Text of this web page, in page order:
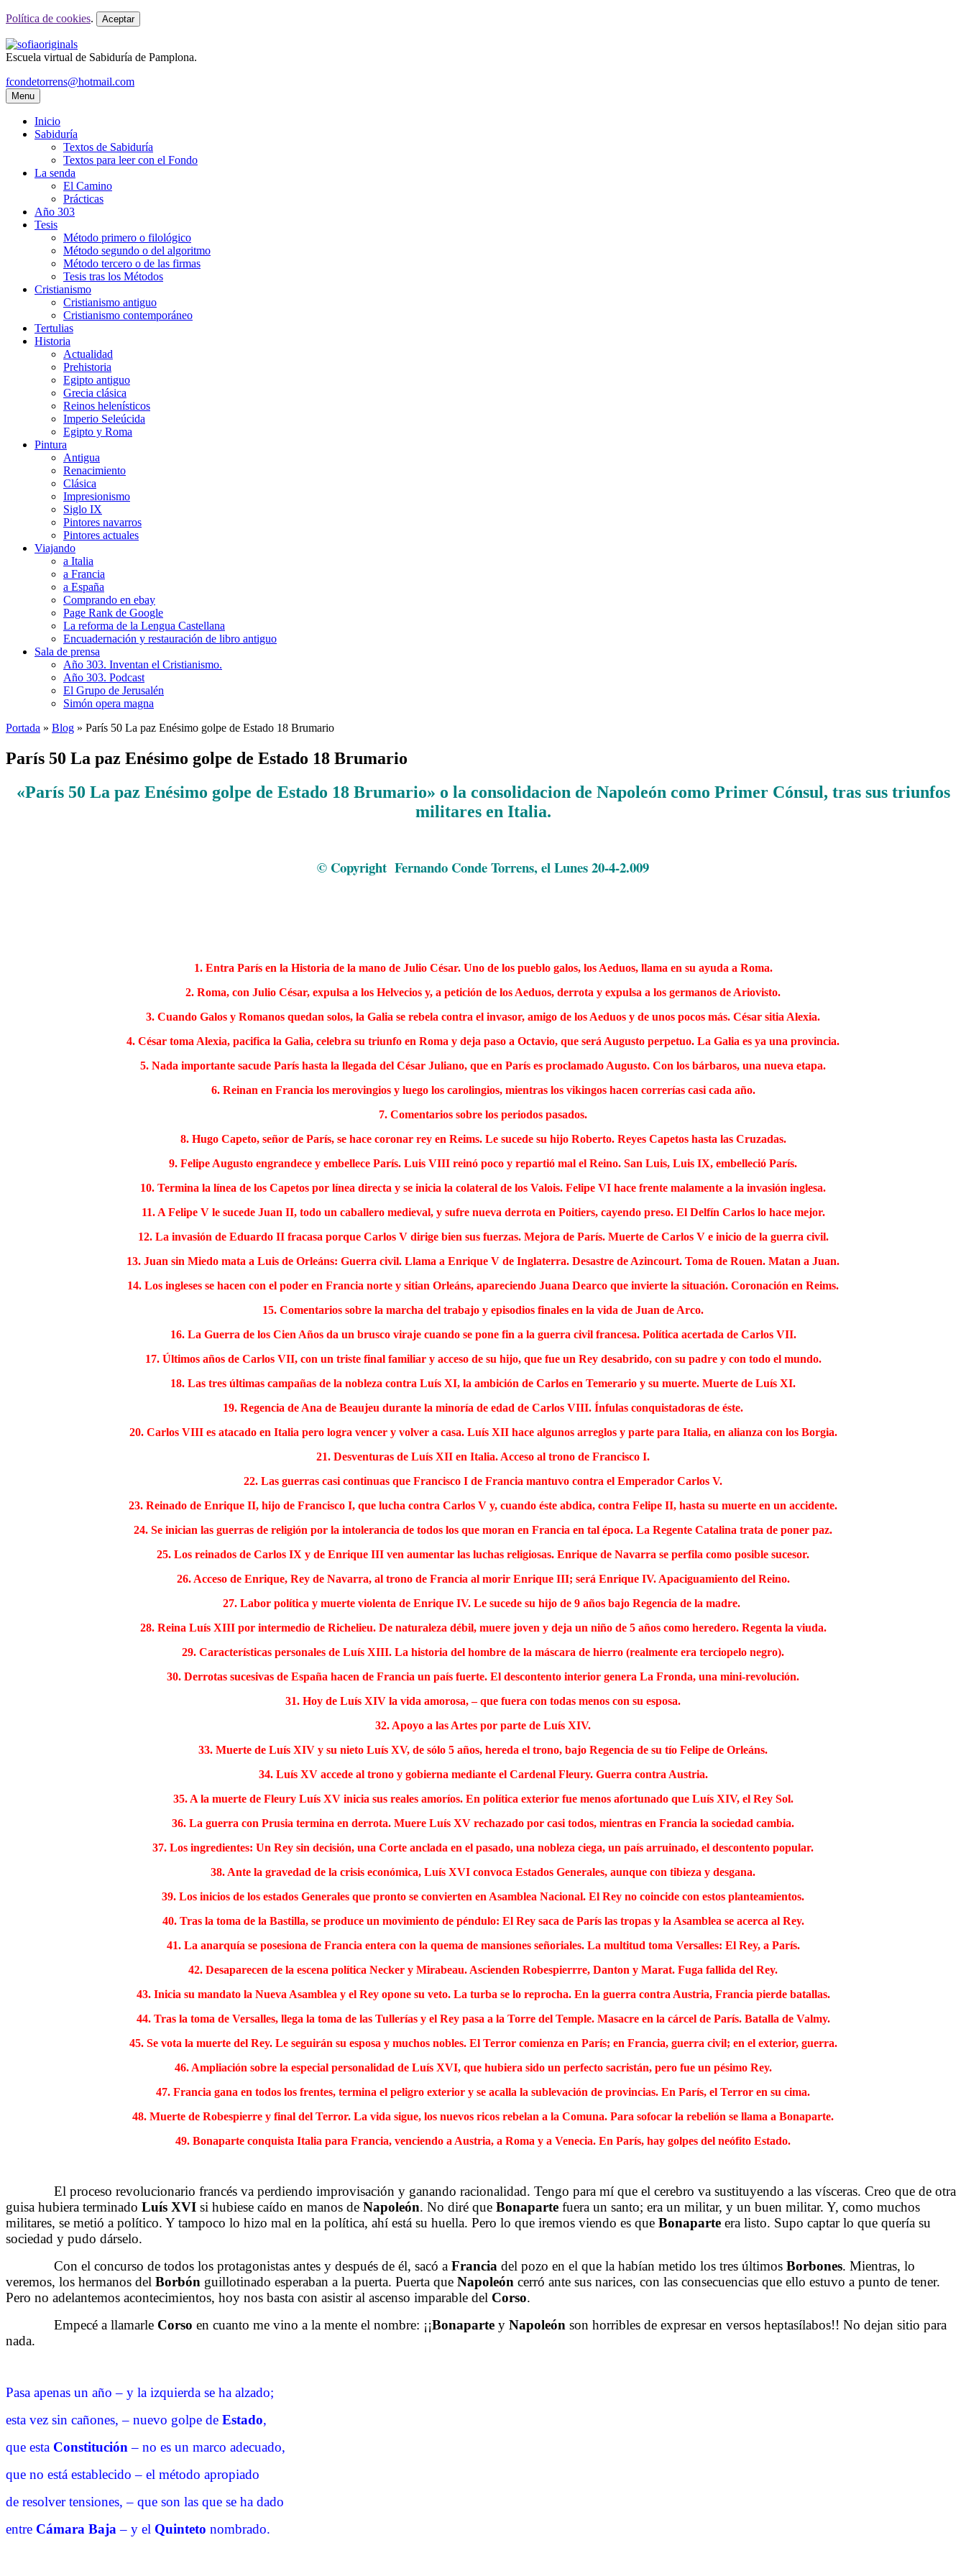
Política de cookies. Aceptar
Escuela virtual de Sabiduría de Pamplona.
fcondetorrens@hotmail.com
Menu
Inicio
Sabiduría
Textos de Sabiduría
Textos para leer con el Fondo
La senda
El Camino
Prácticas
Año 303
Tesis
Método primero o filológico
Método segundo o del algoritmo
Método tercero o de las firmas
Tesis tras los Métodos
Cristianismo
Cristianismo antiguo
Cristianismo contemporáneo
Tertulias
Historia
Actualidad
Prehistoria
Egipto antiguo
Grecia clásica
Reinos helenísticos
Imperio Seleúcida
Egipto y Roma
Pintura
Antigua
Renacimiento
Clásica
Impresionismo
Siglo IX
Pintores navarros
Pintores actuales
Viajando
a Italia
a Francia
a España
Comprando en ebay
Page Rank de Google
La reforma de la Lengua Castellana
Encuadernación y restauración de libro antiguo
Sala de prensa
Año 303. Inventan el Cristianismo.
Año 303. Podcast
El Grupo de Jerusalén
Simón opera magna
Portada » Blog » París 50 La paz Enésimo golpe de Estado 18 Brumario
París 50 La paz Enésimo golpe de Estado 18 Brumario
«París 50 La paz Enésimo golpe de Estado 18 Brumario» o la consolidacion de Napoleón como Primer Cónsul, tras sus triunfos
militares en Italia.
© Copyright Fernando Conde Torrens, el Lunes 20-4-2.009
1. Entra París en la Historia de la mano de Julio César. Uno de los pueblo galos, los Aeduos, llama en su ayuda a Roma.
2. Roma, con Julio César, expulsa a los Helvecios y, a petición de los Aeduos, derrota y expulsa a los germanos de Ariovisto.
3. Cuando Galos y Romanos quedan solos, la Galia se rebela contra el invasor, amigo de los Aeduos y de unos pocos más. César sitia Alexia.
4. César toma Alexia, pacifica la Galia, celebra su triunfo en Roma y deja paso a Octavio, que será Augusto perpetuo. La Galia es ya una provincia.
5. Nada importante sacude París hasta la llegada del César Juliano, que en París es proclamado Augusto. Con los bárbaros, una nueva etapa.
6. Reinan en Francia los merovingios y luego los carolingios, mientras los vikingos hacen correrías casi cada año.
7. Comentarios sobre los periodos pasados.
8. Hugo Capeto, señor de París, se hace coronar rey en Reims. Le sucede su hijo Roberto. Reyes Capetos hasta las Cruzadas.
9. Felipe Augusto engrandece y embellece París. Luis VIII reinó poco y repartió mal el Reino. San Luis, Luis IX, embelleció París.
10. Termina la línea de los Capetos por línea directa y se inicia la colateral de los Valois. Felipe VI hace frente malamente a la invasión inglesa.
11. A Felipe V le sucede Juan II, todo un caballero medieval, y sufre nueva derrota en Poitiers, cayendo preso. El Delfín Carlos lo hace mejor.
12. La invasión de Eduardo II fracasa porque Carlos V dirige bien sus fuerzas. Mejora de París. Muerte de Carlos V e inicio de la guerra civil.
13. Juan sin Miedo mata a Luis de Orleáns: Guerra civil. Llama a Enrique V de Inglaterra. Desastre de Azincourt. Toma de Rouen. Matan a Juan.
14. Los ingleses se hacen con el poder en Francia norte y sitian Orleáns, apareciendo Juana Dearco que invierte la situación. Coronación en Reims.
15. Comentarios sobre la marcha del trabajo y episodios finales en la vida de Juan de Arco.
16. La Guerra de los Cien Años da un brusco viraje cuando se pone fin a la guerra civil francesa. Política acertada de Carlos VII.
17. Últimos años de Carlos VII, con un triste final familiar y acceso de su hijo, que fue un Rey desabrido, con su padre y con todo el mundo.
18. Las tres últimas campañas de la nobleza contra Luís XI, la ambición de Carlos en Temerario y su muerte. Muerte de Luís XI.
19. Regencia de Ana de Beaujeu durante la minoría de edad de Carlos VIII. Ínfulas conquistadoras de éste.
20. Carlos VIII es atacado en Italia pero logra vencer y volver a casa. Luís XII hace algunos arreglos y parte para Italia, en alianza con los Borgia.
21. Desventuras de Luís XII en Italia. Acceso al trono de Francisco I.
22. Las guerras casi continuas que Francisco I de Francia mantuvo contra el Emperador Carlos V.
23. Reinado de Enrique II, hijo de Francisco I, que lucha contra Carlos V y, cuando éste abdica, contra Felipe II, hasta su muerte en un accidente.
24. Se inician las guerras de religión por la intolerancia de todos los que moran en Francia en tal época. La Regente Catalina trata de poner paz.
25. Los reinados de Carlos IX y de Enrique III ven aumentar las luchas religiosas. Enrique de Navarra se perfila como posible sucesor.
26. Acceso de Enrique, Rey de Navarra, al trono de Francia al morir Enrique III; será Enrique IV. Apaciguamiento del Reino.
27. Labor política y muerte violenta de Enrique IV. Le sucede su hijo de 9 años bajo Regencia de la madre.
28. Reina Luís XIII por intermedio de Richelieu. De naturaleza débil, muere joven y deja un niño de 5 años como heredero. Regenta la viuda.
29. Características personales de Luís XIII. La historia del hombre de la máscara de hierro (realmente era terciopelo negro).
30. Derrotas sucesivas de España hacen de Francia un país fuerte. El descontento interior genera La Fronda, una mini-revolución.
31. Hoy de Luís XIV la vida amorosa, – que fuera con todas menos con su esposa.
32. Apoyo a las Artes por parte de Luís XIV.
33. Muerte de Luís XIV y su nieto Luís XV, de sólo 5 años, hereda el trono, bajo Regencia de su tío Felipe de Orleáns.
34. Luís XV accede al trono y gobierna mediante el Cardenal Fleury. Guerra contra Austria.
35. A la muerte de Fleury Luís XV inicia sus reales amoríos. En política exterior fue menos afortunado que Luís XIV, el Rey Sol.
36. La guerra con Prusia termina en derrota. Muere Luís XV rechazado por casi todos, mientras en Francia la sociedad cambia.
37. Los ingredientes: Un Rey sin decisión, una Corte anclada en el pasado, una nobleza ciega, un país arruinado, el descontento popular.
38. Ante la gravedad de la crisis económica, Luís XVI convoca Estados Generales, aunque con tibieza y desgana.
39. Los inicios de los estados Generales que pronto se convierten en Asamblea Nacional. El Rey no coincide con estos planteamientos.
40. Tras la toma de la Bastilla, se produce un movimiento de péndulo: El Rey saca de París las tropas y la Asamblea se acerca al Rey.
41. La anarquía se posesiona de Francia entera con la quema de mansiones señoriales. La multitud toma Versalles: El Rey, a París.
42. Desaparecen de la escena política Necker y Mirabeau. Ascienden Robespierrre, Danton y Marat. Fuga fallida del Rey.
43. Inicia su mandato la Nueva Asamblea y el Rey opone su veto. La turba se lo reprocha. En la guerra contra Austria, Francia pierde batallas.
44. Tras la toma de Versalles, llega la toma de las Tullerías y el Rey pasa a la Torre del Temple. Masacre en la cárcel de París. Batalla de Valmy.
45. Se vota la muerte del Rey. Le seguirán su esposa y muchos nobles. El Terror comienza en París; en Francia, guerra civil; en el exterior, guerra.
46. Ampliación sobre la especial personalidad de Luís XVI, que hubiera sido un perfecto sacristán, pero fue un pésimo Rey.
47. Francia gana en todos los frentes, termina el peligro exterior y se acalla la sublevación de provincias. En París, el Terror en su cima.
48. Muerte de Robespierre y final del Terror. La vida sigue, los nuevos ricos rebelan a la Comuna. Para sofocar la rebelión se llama a Bonaparte.
49. Bonaparte conquista Italia para Francia, venciendo a Austria, a Roma y a Venecia. En París, hay golpes del neófito Estado.
El proceso revolucionario francés va perdiendo improvisación y ganando racionalidad. Tengo para mí que el cerebro va sustituyendo a las vísceras. Creo que de otra
guisa hubiera terminado Luís XVI si hubiese caído en manos de Napoleón. No diré que Bonaparte fuera un santo; era un militar, y un buen militar. Y, como muchos
militares, se metió a político. Y tampoco lo hizo mal en la política, ahí está su huella. Pero lo que iremos viendo es que Bonaparte era listo. Supo captar lo que quería su
sociedad y pudo dárselo.
Con el concurso de todos los protagonistas antes y después de él, sacó a Francia del pozo en el que la habían metido los tres últimos Borbones. Mientras, lo
veremos, los hermanos del Borbón guillotinado esperaban a la puerta. Puerta que Napoleón cerró ante sus narices, con las consecuencias que ello estuvo a punto de tener.
Pero no adelantemos acontecimientos, hoy nos basta con asistir al ascenso imparable del Corso.
Empecé a llamarle Corso en cuanto me vino a la mente el nombre: ¡¡Bonaparte y Napoleón son horribles de expresar en versos heptasílabos!! No dejan sitio para
nada.
Pasa apenas un año – y la izquierda se ha alzado;
esta vez sin cañones, – nuevo golpe de Estado,
que esta Constitución – no es un marco adecuado,
que no está establecido – el método apropiado
de resolver tensiones, – que son las que se ha dado
entre Cámara Baja – y el Quinteto nombrado.